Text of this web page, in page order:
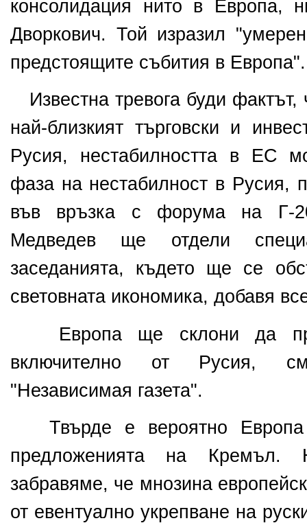
консолидация нито в Европа,
Дворкович. Той изразил
предстоящите събития в Европа".
Известна тревога буди фактът,
най-близкият търговски и
Русия, нестабилността в ЕС
фаза на нестабилност в Русия,
във връзка с форума на Г-
Медведев ще отдели
заседанията, където ще се
световната икономика, добавя
Европа ще склони да
включително отРусия,
"Независимая газета".
Твърде е вероятно Европа
предложенията на Кремъл.
забравяме, че мнозина
от евентуално укрепване на